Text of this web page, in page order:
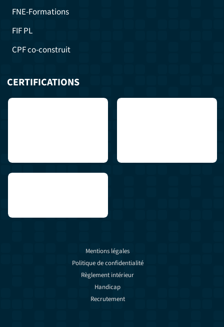
CERTIFICATIONS
FNE-Formations
FIF PL
CPF co-construit
Mentions légales
Politique de confidentialité
Règlement intérieur
Handicap
Recrutement